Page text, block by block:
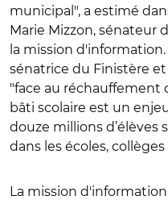
municipal", a estimé
Marie Mizzon, sénateur
la mission
sénatrice du Finistère
"face au réchauffement
bâti scolaire est un
douze millions d’élèves
dans les écoles, collèges
La mission